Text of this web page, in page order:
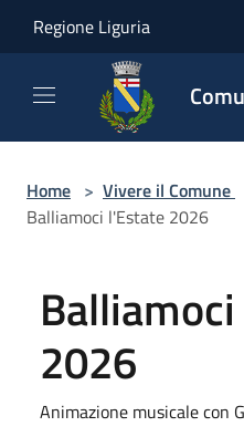
Regione Liguria
Home > Vivere il Comune
Balliamoci l'Estate 2026
2026
Animazione musicale con